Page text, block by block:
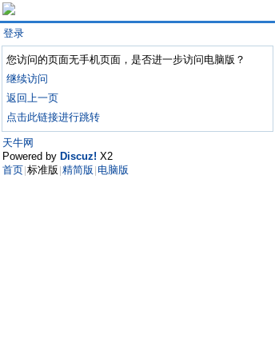
登录
您访问的页面无手机页面，是否进一步访问电脑版？
继续访问
返回上一页
点击此链接进行跳转
天牛网
Powered by Discuz! X2
首页 标准版 精简版 电脑版